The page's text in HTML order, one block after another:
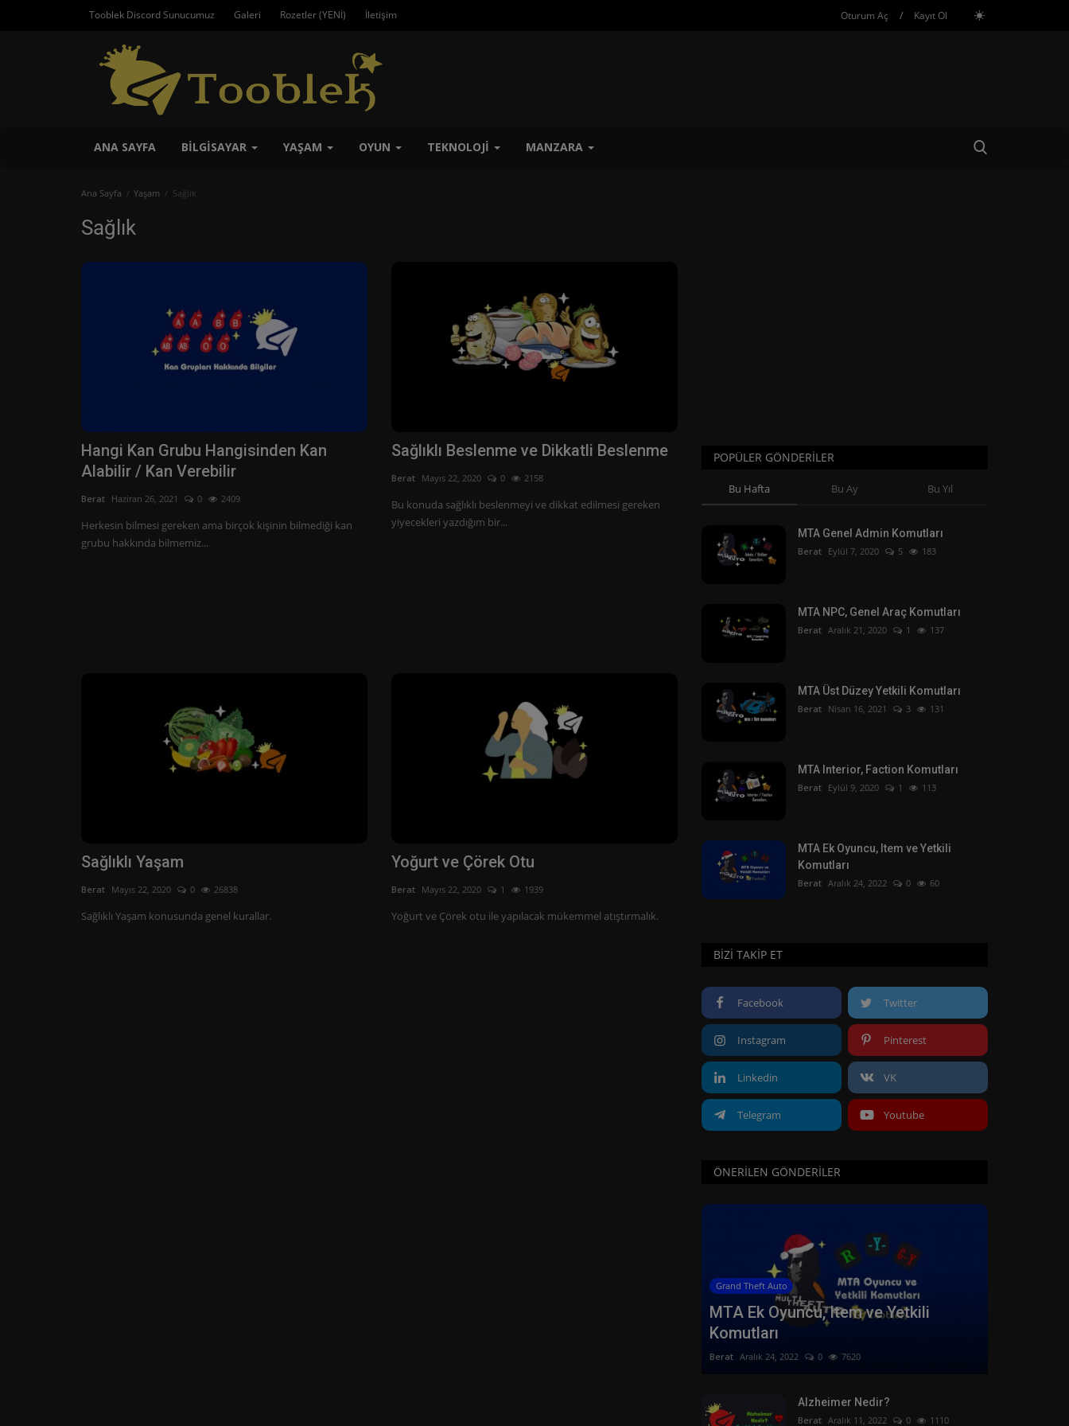
Tooblek Discord Sunucumuz Galeri Rozetler (YENİ) İletişim Oturum Aç / Kayıt Ol
ANA SAYFA BILGISAYAR YAŞAM OYUN TEKNOLOJI MANZARA
Ana Sayfa Yaşam Sağlık
Sağlık
Hangi Kan Grubu Hangisinden Kan
Alabilir / Kan Verebilir
Berat Haziran 26, 2021 0 2409
Herkesin bilmesi gereken ama birçok kişinin bilmediği kan
grubu hakkında bilmemiz...
Sağlıklı Beslenme ve Dikkatli Beslenme
Berat Mayıs 22, 2020 0 2158
Bu konuda sağlıklı beslenmeyi ve dikkat edilmesi gereken
yiyecekleri yazdığım bir...
Sağlıklı Yaşam
Berat Mayıs 22, 2020 0 26838
Sağlıklı Yaşam konusunda genel kurallar.
Yoğurt ve Çörek Otu
Berat Mayıs 22, 2020 1 1939
Yoğurt ve Çörek otu ile yapılacak mükemmel atıştırmalık.
POPÜLER GÖNDERILER
Bu Hafta Bu Ay Bu Yıl
MTA Genel Admin Komutları
Berat Eylül 7, 2020 5 183
MTA NPC, Genel Araç Komutları
Berat Aralık 21, 2020 1 137
MTA Üst Düzey Yetkili Komutları
Berat Nisan 16, 2021 3 131
MTA Interior, Faction Komutları
Berat Eylül 9, 2020 1 113
MTA Ek Oyuncu, Item ve Yetkili
Komutları
Berat Aralık 24, 2022 0 60
BIZI TAKIP ET
Facebook Twitter
Instagram Pinterest
Linkedin VK
Telegram Youtube
ÖNERILEN GÖNDERILER
Grand Theft Auto
MTA Ek Oyuncu, Item ve Yetkili
Komutları
Berat Aralık 24, 2022 0 7620
Alzheimer Nedir?
Berat Aralık 11, 2022 0 1110